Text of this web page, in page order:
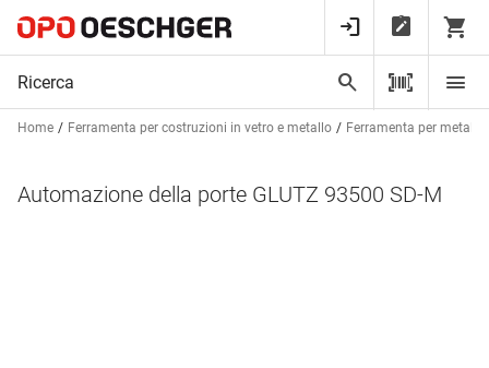
Home Ferramenta per costruzioni in vetro e metallo Ferramenta per
Automazione della porte GLUTZ 93500 SD-M